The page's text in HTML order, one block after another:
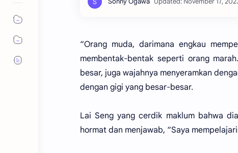
“Orang muda, darimana engkau
membentak-bentak seperti orang
besar, juga wajahnya menyeramkan
dengan gigi yang besar-besar.
Lai Seng yang cerdik maklum bahwa
hormat dan menjawab, “Saya